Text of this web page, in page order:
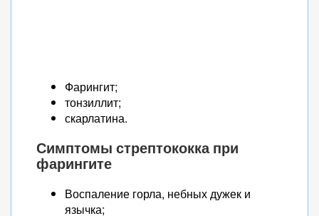
Фарингит;
тонзиллит;
скарлатина.
Симптомы стрептококка при
фарингите
Воспаление горла, небных дужек и
язычка;